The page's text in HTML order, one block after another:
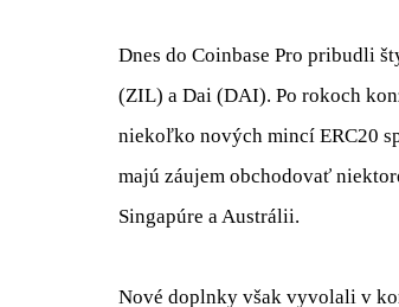
Dnes do Coinbase Pro pribudli
(ZIL) a Dai (DAI). Po rokoch
niekoľko nových mincí ERC20
majú záujem obchodovať
Singapúre a Austrálii.
Nové doplnky však vyvolali v